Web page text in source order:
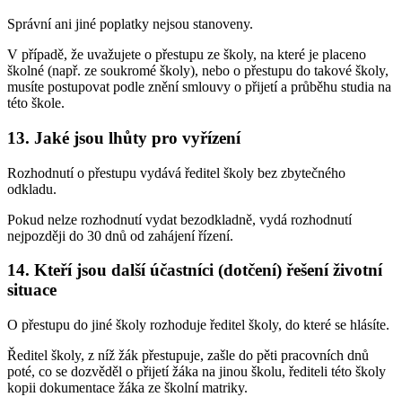
Správní ani jiné poplatky nejsou stanoveny.
V případě, že uvažujete o přestupu ze školy, na které je placeno
školné (např. ze soukromé školy), nebo o přestupu do takové školy,
musíte postupovat podle znění smlouvy o přijetí a průběhu studia na
této škole.
13. Jaké jsou lhůty pro vyřízení
Rozhodnutí o přestupu vydává ředitel školy bez zbytečného
odkladu.
Pokud nelze rozhodnutí vydat bezodkladně, vydá rozhodnutí
nejpozději do 30 dnů od zahájení řízení.
14. Kteří jsou další účastníci (dotčení) řešení životní
situace
O přestupu do jiné školy rozhoduje ředitel školy, do které se hlásíte.
Ředitel školy, z níž žák přestupuje, zašle do pěti pracovních dnů
poté, co se dozvěděl o přijetí žáka na jinou školu, řediteli této školy
kopii dokumentace žáka ze školní matriky.